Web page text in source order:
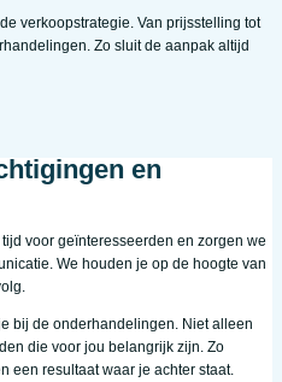
verkoopstrategie. Van prijsstelling tot
Zo sluit de aanpak altijd
en
voor geïnteresseerden en zorgen we
We houden je op de hoogte van
bij de onderhandelingen. Niet alleen
die voor jou belangrijk zijn. Zo
een resultaat waar je achter staat.